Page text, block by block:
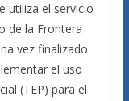
utiliza el servicio
de la Frontera
vez finalizado
el uso
(TEP) para el